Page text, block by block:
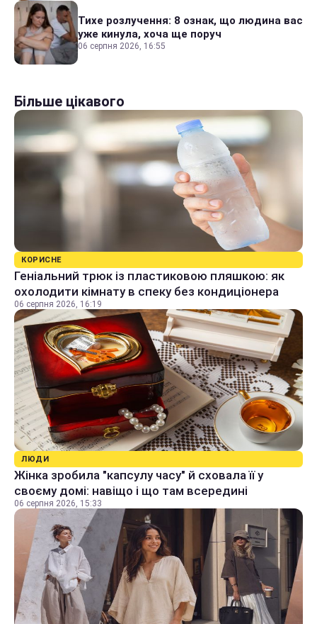
Тихе розлучення: 8 ознак, що людина вас
уже кинула, хоча ще поруч
06 серпня 2026, 16:55
Більше цікавого
КОРИСНЕ
Геніальний трюк із пластиковою пляшкою: як
охолодити кімнату в спеку без кондиціонера
06 серпня 2026, 16:19
ЛЮДИ
Жінка зробила "капсулу часу" й сховала її у
своєму домі: навіщо і що там всередині
06 серпня 2026, 15:33